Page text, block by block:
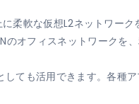
柔軟な仮想L2ネットワーク
オフィスネットワークを
ても活用できます。各種